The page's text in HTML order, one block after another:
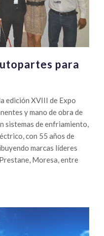
para
edición XVIII de Expo
y mano de obra de
sistemas de enfriamiento,
con 55 años de
marcas líderes
Moresa, entre